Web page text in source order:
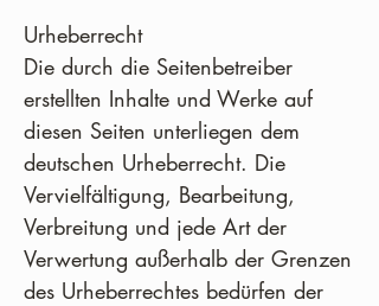
Urheberrecht
Die durch die Seitenbetreiber
erstellten Inhalte und Werke auf
diesen Seiten unterliegen dem
deutschen Urheberrecht. Die
Vervielfältigung, Bearbeitung,
Verbreitung und jede Art der
Verwertung außerhalb der Grenzen
des Urheberrechtes bedürfen der